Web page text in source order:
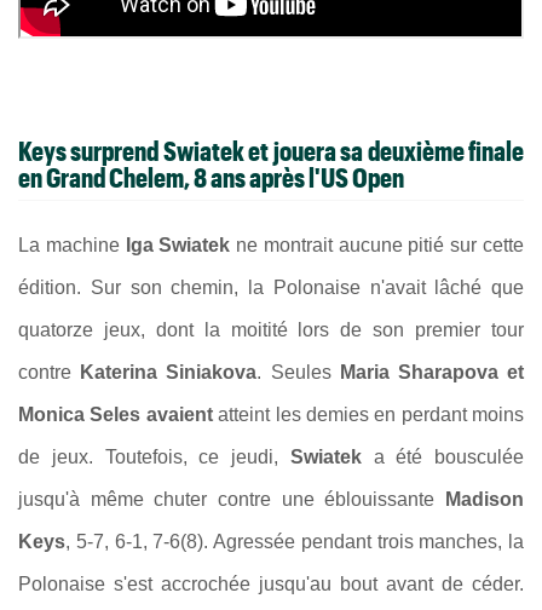
Keys surprend Swiatek et jouera sa deuxième finale
en Grand Chelem, 8 ans après l'US Open
La machine Iga Swiatek ne montrait aucune pitié sur cette
édition. Sur son chemin, la Polonaise n'avait lâché que
quatorze jeux, dont la moitité lors de son premier tour
contre Katerina Siniakova. Seules Maria Sharapova et
Monica Seles avaientatteint les demies en perdant moins
de jeux. Toutefois, ce jeudi, Swiatek a été bousculée
jusqu'à même chuter contre une éblouissante Madison
Keys, 5-7, 6-1, 7-6(8). Agressée pendant trois manches, la
Polonaise s'est accrochée jusqu'au bout avant de céder.